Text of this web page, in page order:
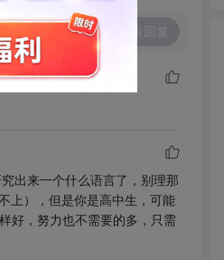
出来一个什么语言了，别理那
上），但是你是高中生，可能
好，努力也不需要的多，只需